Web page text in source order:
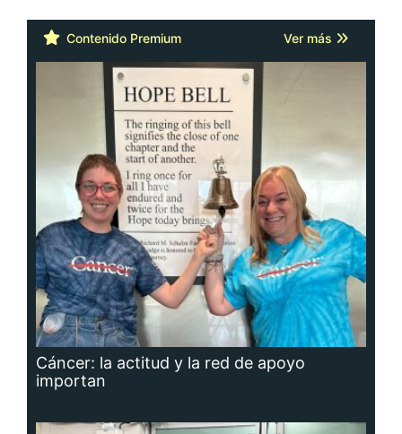
Contenido Premium Ver más
Cáncer: la actitud y la red de apoyo
importan